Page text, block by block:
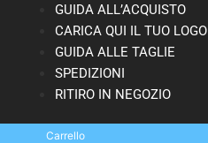
GUIDA ALL’ACQUISTO
CARICA QUI IL TUO LOGO
GUIDA ALLE TAGLIE
SPEDIZIONI
RITIRO IN NEGOZIO
Carrello